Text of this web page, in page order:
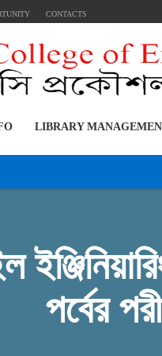
CONTACTS
LIBRARY
পর্বের